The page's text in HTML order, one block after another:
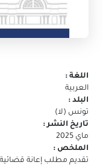
اللغة :
العربية
البلد :
تونس (لا)
تاريخ النشر :
ماي 2025
الملخص :
تقديم مطلب إعانة قضائية